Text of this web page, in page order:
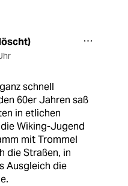
schnell
60er Jahren saß
in etlichen
Wiking-Jugend
mit Trommel
die Straßen, in
Ausgleich die